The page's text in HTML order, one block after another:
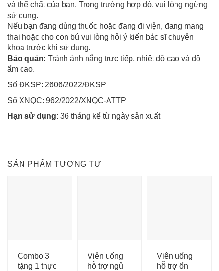
và thể chất của bạn. Trong trường hợp đó, vui lòng ngừng
sử dụng.
Nếu bạn đang dùng thuốc hoặc đang đi viện, đang mang
thai hoặc cho con bú vui lòng hỏi ý kiến bác sĩ chuyên
khoa trước khi sử dụng.
Bảo quản: Tránh ánh nắng trực tiếp, nhiệt độ cao và độ
ẩm cao.
Số ĐKSP: 2606/2022/ĐKSP
Số XNQC: 962/2022/XNQC-ATTP
Hạn sử dụng: 36 tháng kể từ ngày sản xuất
SẢN PHẨM TƯƠNG TỰ
Combo 3
tặng 1 thực
Viên uống
hỗ trợ ngủ
Viên uống
hỗ trợ ổn